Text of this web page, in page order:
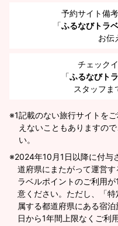
予約サイト備
「ふるなびトラ
お伝
チェック
「ふるなびト
スタッフま
※1記載のない旅行サイトを
えないこともありますの
い。
2024年10月1日以降に付与
道府県にまたがって運営
ラベルポイントのご利用
意ください。ただし、「
属する都道府県にある宿
日から1年間上限なくご利